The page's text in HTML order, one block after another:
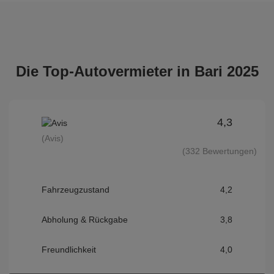
Die Top-Autovermieter in Bari 2025
(Avis)
4,3
(332 Bewertungen)
Fahrzeugzustand 4,2
Abholung & Rückgabe 3,8
Freundlichkeit 4,0